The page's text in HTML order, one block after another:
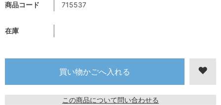
商品コード 715537
在庫
この商品について問い合わせる